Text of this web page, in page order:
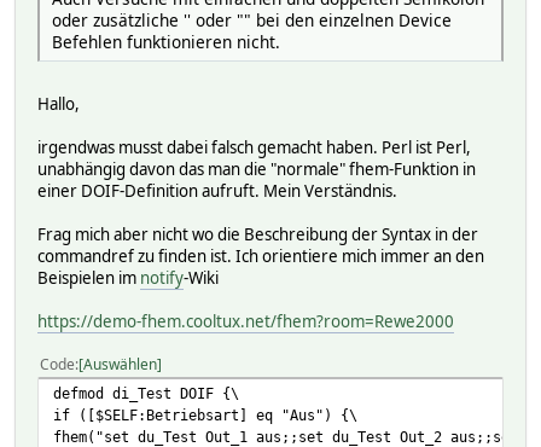
# uiTable:
#
setstate di_Test 2025-04-21 11:44:58 block_01 executed
setstate di_Test 2025-04-21 11:43:27 mode enabled
setstate di_Test 2025-04-21 11:43:27 state initialized
oder zusätzliche '' oder "" bei den einzelnen Device
Befehlen funktionieren nicht.
Hallo,
irgendwas musst dabei falsch gemacht haben. Perl ist Perl,
unabhängig davon das man die "normale" fhem-Funktion in
einer DOIF-Definition aufruft. Mein Verständnis.
Frag mich aber nicht wo die Beschreibung der Syntax in der
commandref zu finden ist. Ich orientiere mich immer an den
Beispielen im notify-Wiki
https://demo-fhem.cooltux.net/fhem?room=Rewe2000
Code Auswählen
defmod di_Test DOIF {\
if ([$SELF:Betriebsart] eq "Aus") {\
fhem("set du_Test Out_1 aus;;set du_Test Out_2 aus;;set